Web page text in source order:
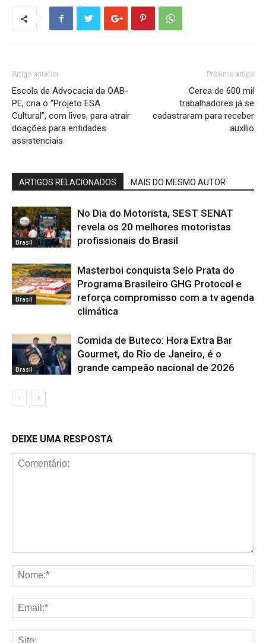
Artigo anterior
Escola de Advocacia da OAB-
PE, cria o “Projeto ESA
Cultural”, com lives, para atrair
doações para entidades
assistenciais
Próximo artigo
Cerca de 600 mil
trabalhadores já se
cadastraram para receber
auxílio
ARTIGOS RELACIONADOS MAIS DO MESMO AUTOR
Brasil
No Dia do Motorista, SEST SENAT
revela os 20 melhores motoristas
profissionais do Brasil
Brasil
Masterboi conquista Selo Prata do
Programa Brasileiro GHG Protocol e
reforça compromisso com a tv agenda
climática
Brasil
Comida de Buteco: Hora Extra Bar
Gourmet, do Rio de Janeiro, é o
grande campeão nacional de 2026
DEIXE UMA RESPOSTA